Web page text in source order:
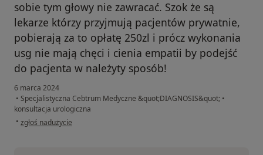
sobie tym głowy nie zawracać. Szok że są
lekarze którzy przyjmują pacjentów prywatnie,
pobierają za to opłatę 250zl i prócz wykonania
usg nie mają chęci i cienia empatii by podejść
do pacjenta w należyty sposób!
6 marca 2024
• Specjalistyczna Cebtrum Medyczne &quot;DIAGNOSIS&quot; •
konsultacja urologiczna
• w opinii użytkownika Dorota
zgłoś nadużycie